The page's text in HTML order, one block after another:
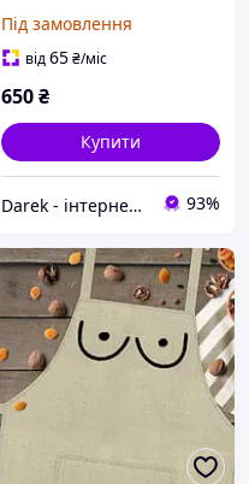
(FRT_19N021)
Під замовлення
від65₴/міс
650₴
Купити
Darek - інтернет-магазин подарунків та декору для дому 93%